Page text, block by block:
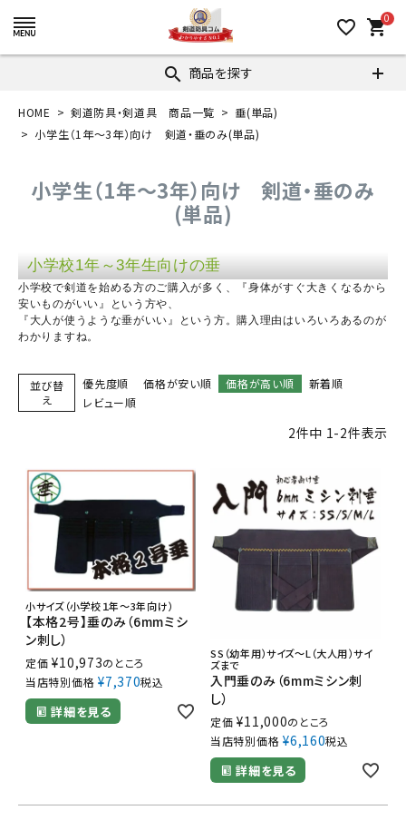
favorite_border 0
shopping_cart
search 商品を探す
HOME 剣道防具・剣道具 商品一覧
垂(単品)
小学生（1年～3年）向け 剣道・垂のみ(単品)
小学生（1年～3年）向け 剣道・垂のみ
(単品)
小学校1年～3年生向けの垂
小学校で剣道を始める方のご購入が多く、『身体がすぐ大きくなるから
安いものがいい』という方や、
『大人が使うような垂がいい』という方。購入理由はいろいろあるのが
わかりますね。
並び替
え
優先度順 価格が安い順 価格が高い順
新着順
レビュー順
2件中 1-2件表示
小サイズ（小学校１年～3年向け）
【本格2号】垂のみ（6mmミシ
ン刺し）
定価 ¥10,973のところ
当店特別価格 ¥7,370税込
詳細を見る
SS（幼年用）サイズ～L（大人用）サイ
ズまで
入門垂のみ（6mmミシン刺
し）
定価 ¥11,000のところ
当店特別価格 ¥6,160税込
詳細を見る